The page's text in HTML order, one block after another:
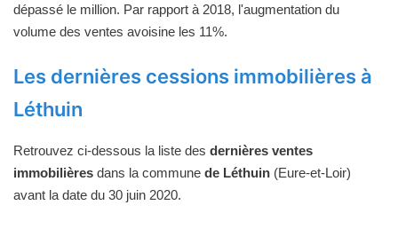
dépassé le million. Par rapport à 2018, l'augmentation du
volume des ventes avoisine les 11%.
Les dernières cessions immobilières à
Léthuin
Retrouvez ci-dessous la liste des dernières ventes
immobilières dans la commune de Léthuin (Eure-et-Loir)
avant la date du 30 juin 2020.